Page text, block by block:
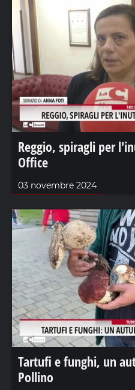
Reggio, spiragli per
Office
03 novembre 2024
Tartufi e funghi, un
Pollino